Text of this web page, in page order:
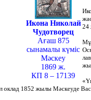
Икона Николай
Чудотворец
Ағаш 875
сынамалы күміс
Мәскеу
1869 ж.
КП 8 – 17139
24
оклад 1852 жылы Мәскеуде